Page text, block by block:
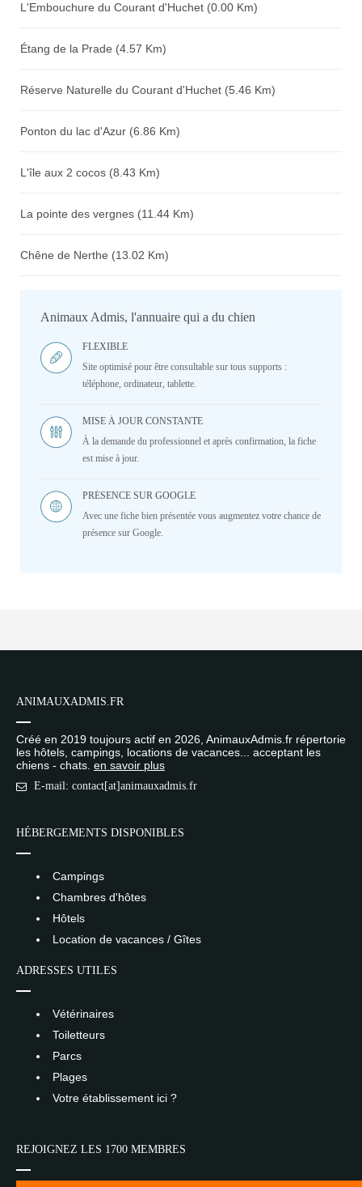
L'Embouchure du Courant d'Huchet (0.00 Km)
Étang de la Prade (4.57 Km)
Réserve Naturelle du Courant d'Huchet (5.46 Km)
Ponton du lac d'Azur (6.86 Km)
L'île aux 2 cocos (8.43 Km)
La pointe des vergnes (11.44 Km)
Chêne de Nerthe (13.02 Km)
Animaux Admis, l'annuaire qui a du chien
FLEXIBLE
Site optimisé pour être consultable sur tous supports :
téléphone, ordinateur, tablette.
MISE À JOUR CONSTANTE
À la demande du professionnel et après confirmation, la fiche
est mise à jour.
PRÉSENCE SUR GOOGLE
Avec une fiche bien présentée vous augmentez votre chance de
présence sur Google.
ANIMAUXADMIS.FR
Créé en 2019 toujours actif en 2026, AnimauxAdmis.fr répertorie
les hôtels, campings, locations de vacances... acceptant les
chiens - chats. en savoir plus
E-mail: contact[at]animauxadmis.fr
HÉBERGEMENTS DISPONIBLES
Campings
Chambres d'hôtes
Hôtels
Location de vacances / Gîtes
ADRESSES UTILES
Vétérinaires
Toiletteurs
Parcs
Plages
Votre établissement ici ?
REJOIGNEZ LES 1700 MEMBRES